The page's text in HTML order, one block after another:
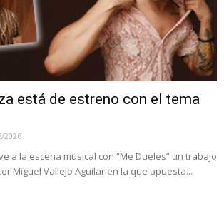
está de estreno con el tema
2026
a la escena musical con “Me Dueles” un trabajo
Miguel Vallejo Aguilar en la que apuesta...